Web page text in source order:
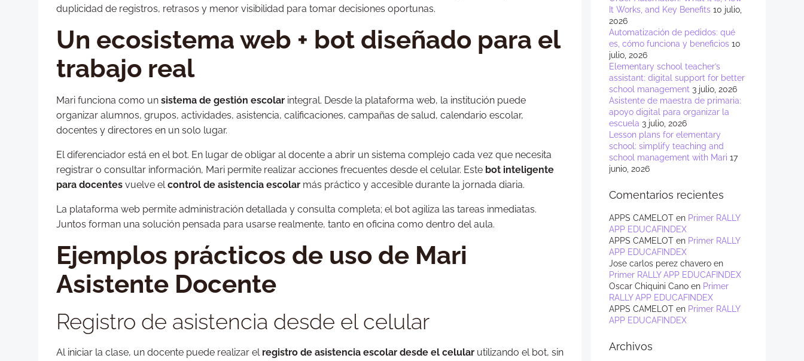
duplicidad de registros, retrasos y menor visibilidad para tomar decisiones oportunas.
Un ecosistema web + bot diseñado para el
trabajo real
Mari funciona como un sistema de gestión escolar integral. Desde la plataforma web, la institución puede
organizar alumnos, grupos, actividades, asistencia, calificaciones, campañas de salud, calendario escolar,
docentes y directores en un solo lugar.
El diferenciador está en el bot. En lugar de obligar al docente a abrir un sistema complejo cada vez que necesita
registrar o consultar información, Mari permite realizar acciones frecuentes desde el celular. Este bot inteligente
para docentes vuelve elcontrol de asistencia escolar más práctico y accesible durante la jornada diaria.
La plataforma web permite administración detallada y consulta completa; el bot agiliza las tareas inmediatas.
Juntos forman una solución pensada para usarse realmente, tanto en oficina como dentro del aula.
Ejemplos prácticos de uso de Mari
Asistente Docente
Registro de asistencia desde el celular
Al iniciar la clase, un docente puede realizar el registro de asistencia escolar desde el celular utilizando el bot, sin
It Works, and Key Benefits 10 julio,
2026
Automatización de pedidos: qué
es, cómo funciona y beneficios 10
julio, 2026
Elementary school teacher’s
assistant: digital support for better
school management 3 julio, 2026
Asistente de maestra de primaria:
apoyo digital para organizar la
escuela 3 julio, 2026
Lesson plans for elementary
school: simplify teaching and
school management with Mari 17
junio, 2026
Comentarios recientes
APPS CAMELOT en Primer RALLY
APP EDUCAFINDEX
APPS CAMELOT en Primer RALLY
APP EDUCAFINDEX
Jose carlos perez chavero en
Primer RALLY APP EDUCAFINDEX
Oscar Chiquini Cano en Primer
RALLY APP EDUCAFINDEX
APPS CAMELOT en Primer RALLY
APP EDUCAFINDEX
Archivos